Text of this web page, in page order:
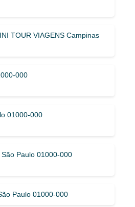
TOUR VIAGENS Campinas
000
01000-000
Paulo 01000-000
Paulo 01000-000